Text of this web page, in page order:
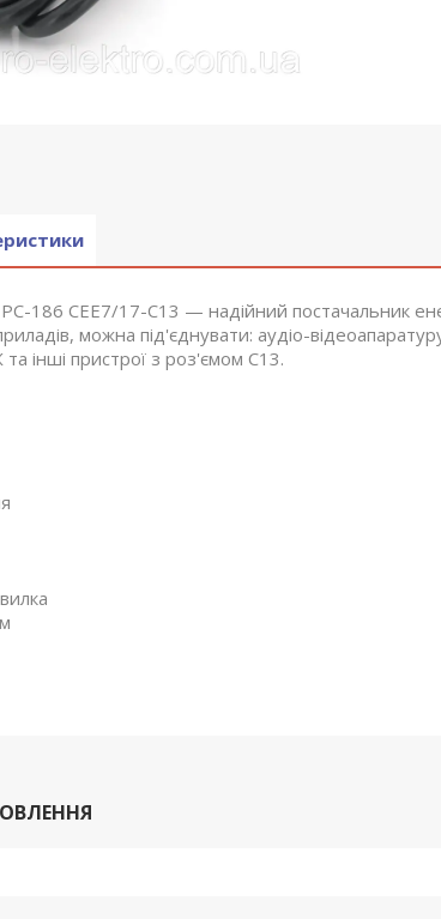
186 CEE7/17-C13 — надійний постачальник
можна під'єднувати: аудіо-
інші пристрої з роз'ємом C13.